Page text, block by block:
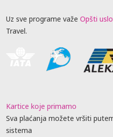
Uz sve programe važe Opšti
Travel.
Kartice koje primamo
Sva plaćanja možete vršiti
sistema